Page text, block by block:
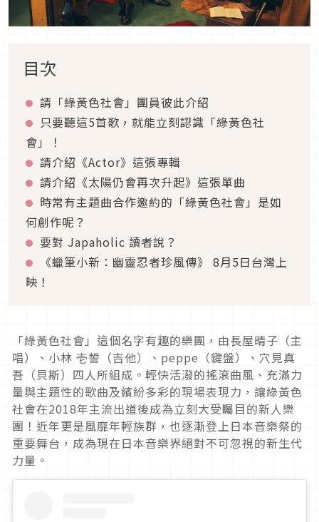
目次
請「綠黃色社會」團員彼此介紹
只要聽這5首歌，就能立刻認識「綠黃色社
會」！
請介紹《Actor》這張專輯
請介紹《太陽仍會再次升起》這張單曲
時常有主題曲合作邀約的「綠黃色社會」是如
何創作呢？
要對 Japaholic 讀者說？
《蠟筆小新：幽靈忍者珍風傳》 8月5日台灣上
映！
「綠黃色社會」這個名字有趣的樂團，由長屋晴子（主
唱）、小林 壱誓（吉他）、peppe（鍵盤）、穴見真
吾（貝斯）四人所組成。輕快活潑的搖滾曲風、充滿力
量與主題性的歌曲及繽紛多彩的現場表現力，讓綠黃色
社會在2018年主流出道後成為立刻大受矚目的新人樂
團！近年更是風靡年輕族群，也逐漸登上日本音樂祭的
重要舞台，成為現在日本音樂界絕對不可忽視的新生代
力量。